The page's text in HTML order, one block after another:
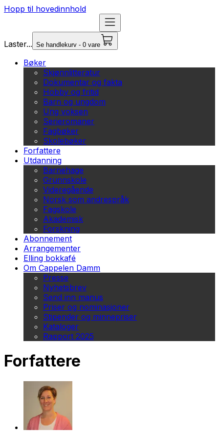
Hopp til hovedinnhold
Laster... Se handlekurv - 0 vare
Bøker
Skjønnlitteratur
Dokumentar og fakta
Hobby og fritid
Barn og ungdom
Ung voksen
Serieromaner
Fagbøker
Skolebøker
Forfattere
Utdanning
Barnehage
Grunnskole
Videregående
Norsk som andrespråk
Fagskole
Akademisk
Forskning
Abonnement
Arrangementer
Elling bokkafé
Om Cappelen Damm
Presse
Nyhetsbrev
Send inn manus
Priser og nominasjoner
Stipender og minnepriser
Kataloger
Rapport 2025
Forfattere